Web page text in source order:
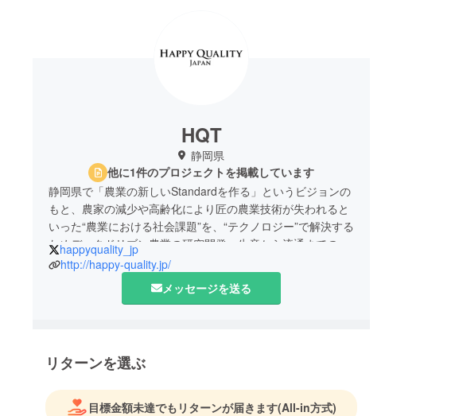
HQT
静岡県
他に1件のプロジェクトを掲載しています
静岡県で「農業の新しいStandardを作る」というビジョンの
もと、農家の減少や高齢化により匠の農業技術が失われると
いった“農業における社会課題”を、“テクノロジー”で解決する
ためデータドリブン農業の研究開発、生産から流通までの
トータル支援を行なっています。
happyquality_jp
http://happy-quality.jp/
メッセージを送る
リターンを選ぶ
目標金額未達でもリターンが届きます(All-in方式)